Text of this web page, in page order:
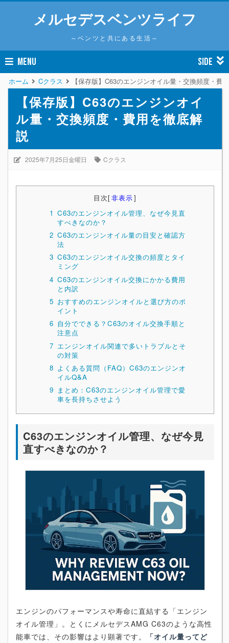
メルセデスベンツライフ
～ベンツと共にある生活～
MENU SIDE
ホーム Cクラス 【保存版】C63のエンジンオイル量・交換頻度・費
【保存版】C63のエンジンオイ
ル量・交換頻度・費用を徹底解
説
2025年7月25日金曜日 Cクラス
目次[非表示]
1 C63のエンジンオイル管理、なぜ今見直
すべきなのか？
2 C63のエンジンオイル量の目安と確認方
法
3 C63のエンジンオイル交換の頻度とタイ
ミング
4 C63のエンジンオイル交換にかかる費用
と内訳
5 おすすめのエンジンオイルと選び方のポ
イント
6 自分でできる？C63のオイル交換手順と
注意点
7 エンジンオイル関連で多いトラブルとそ
の対策
8 よくある質問（FAQ）C63のエンジンオ
イルQ&A
9 まとめ：C63のエンジンオイル管理で愛
車を長持ちさせよう
C63のエンジンオイル管理、なぜ今見
直すべきなのか？
エンジンのパフォーマンスや寿命に直結する「エンジン
オイル管理」。とくにメルセデスAMG C63のような高性
能車では、その影響はより顕著です。
「オイル量ってど